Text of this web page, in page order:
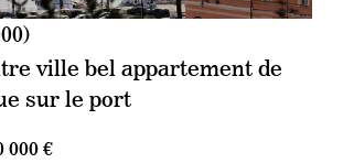
ville bel appartement de
sur le port
000 €